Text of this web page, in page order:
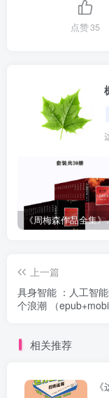
点赞35
《周
上一篇
具身智能 ：人工智
个浪潮 （
相关推荐